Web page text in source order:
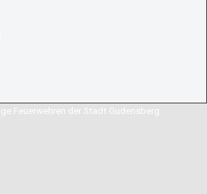
Feuerwehren der Stadt Gudensberg